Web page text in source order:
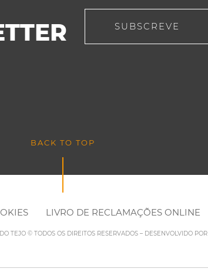
BACK TO TOP
SUBSCREVE
LIVRO DE RECLAMAÇÕES ONLINE
TEJO © TODOS OS DIREITOS RESERVADOS – DESENVOLVIDO POR